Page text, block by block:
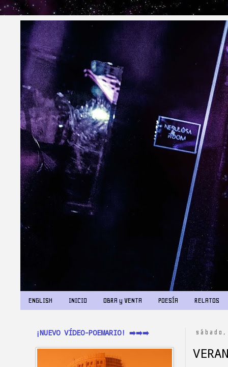
ENGLISH INICIO OBRA y VENTA POESÍA RELATOS
¡NUEVO VÍDEO-POEMARIO! ➡️➡️➡️